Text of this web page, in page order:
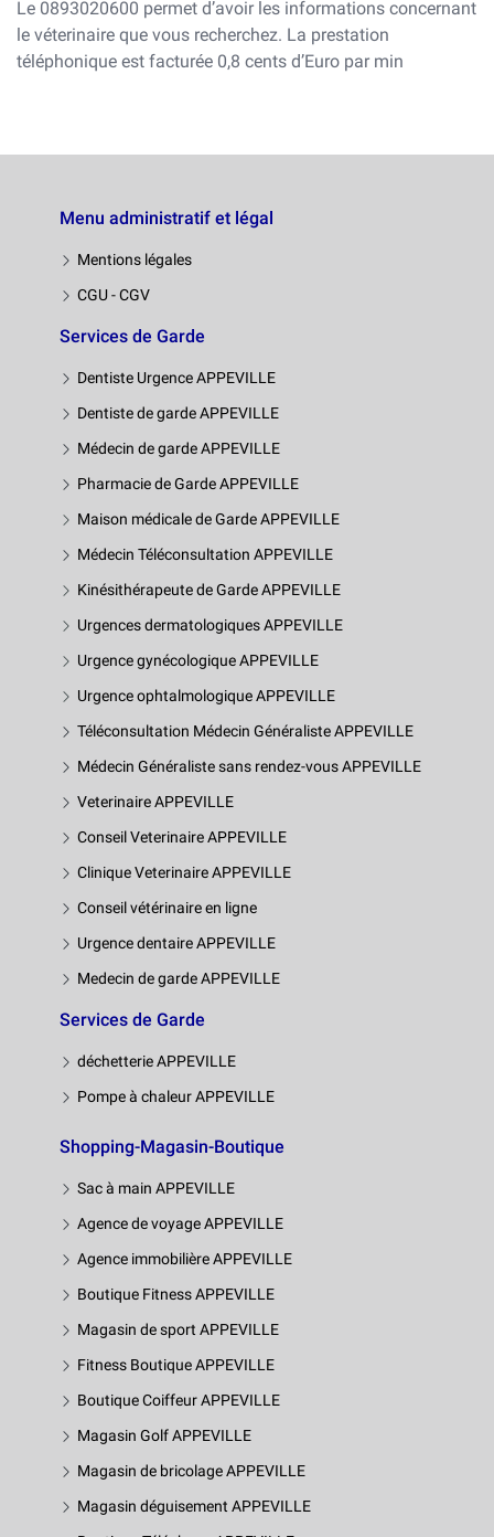
Le 0893020600 permet d’avoir les informations concernant
le véterinaire que vous recherchez. La prestation
téléphonique est facturée 0,8 cents d’Euro par min
Menu administratif et légal
Mentions légales
CGU - CGV
Services de Garde
Dentiste Urgence APPEVILLE
Dentiste de garde APPEVILLE
Médecin de garde APPEVILLE
Pharmacie de Garde APPEVILLE
Maison médicale de Garde APPEVILLE
Médecin Téléconsultation APPEVILLE
Kinésithérapeute de Garde APPEVILLE
Urgences dermatologiques APPEVILLE
Urgence gynécologique APPEVILLE
Urgence ophtalmologique APPEVILLE
Téléconsultation Médecin Généraliste APPEVILLE
Médecin Généraliste sans rendez-vous APPEVILLE
Veterinaire APPEVILLE
Conseil Veterinaire APPEVILLE
Clinique Veterinaire APPEVILLE
Conseil vétérinaire en ligne
Urgence dentaire APPEVILLE
Medecin de garde APPEVILLE
Services de Garde
déchetterie APPEVILLE
Pompe à chaleur APPEVILLE
Shopping-Magasin-Boutique
Sac à main APPEVILLE
Agence de voyage APPEVILLE
Agence immobilière APPEVILLE
Boutique Fitness APPEVILLE
Magasin de sport APPEVILLE
Fitness Boutique APPEVILLE
Boutique Coiffeur APPEVILLE
Magasin Golf APPEVILLE
Magasin de bricolage APPEVILLE
Magasin déguisement APPEVILLE